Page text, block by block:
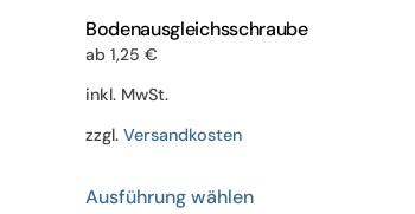
Bodenausgleichsschraube
ab 1,25 €
inkl. MwSt.
zzgl. Versandkosten
Ausführung wählenProdukt